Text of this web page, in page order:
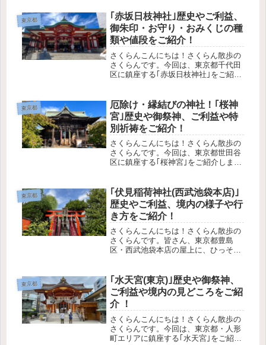
与品は、こちらの記事でご紹介してい
ます。参詣の参考になれば幸いです。
さ...
東京都
｢赤坂日枝神社｣歴史やご利益、
御朱印・お守り・おみくじの種
類や値段をご紹介！
さくらんこんにちは！さくらん散歩の
さくらんです。今回は、東京都千代田
区に鎮座する｢赤坂日枝神社｣をご紹介
あるのか授与品の種類や値段アクセス
方法や駐車場の有無境内の見どころ
は...
東京都
厄除け・縁結びの神社！｢桜神
宮｣歴史や御祭神、ご利益や特
別祈祷をご紹介！
さくらんこんにちは！さくらん散歩の
さくらんです。今回は、東京都世田谷
区に鎮座する｢桜神宮｣をご紹介しま
代神道 特別祈祷についてアクセス方法
や駐車場の有無境内の様子や御朱
印・...
東京都
｢伏見稲荷神社(西武池袋本店)｣
歴史やご利益、境内の様子や行
き方をご紹介！
さくらんこんにちは！さくらん散歩の
さくらんです。皆さん、東京都豊島
区・西武池袋本店の屋上に、ひっそり
いう大企業を陰ながら支える｢伏見稲
荷神社｣をご紹介します！この記事で
分か...
東京都
｢水天宮(東京)｣歴史や御祭神、
ご利益や境内の見どころをご紹
介 ！
さくらんこんにちは！さくらん散歩の
さくらんです。今回は、東京都・人形
町エリアに鎮座する｢水天宮｣をご紹介